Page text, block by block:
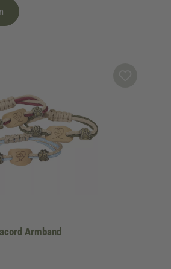
Armband